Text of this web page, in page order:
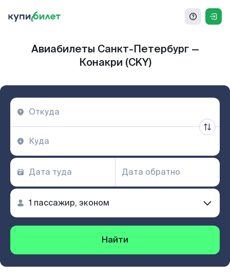
Авиабилеты Санкт-Петербург —
Конакри (CKY)
Найти